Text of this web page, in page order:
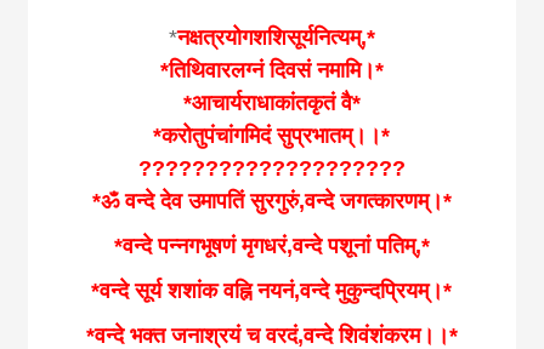
news,
khabar
*नक्षत्रयोगशशिसूर्यनित्यम्,*
*तिथिवारलग्नं दिवसं नमामि।*
*आचार्यराधाकांतकृतं वै*
*करोतुपंचांगमिदं सुप्रभातम्।।*
????????????????????
*ॐ वन्दे देव उमापतिं सुरगुरुं,वन्दे जगत्कारणम्।*
*वन्दे पन्नगभूषणं मृगधरं,वन्दे पशूनां पतिम्,*
*वन्दे सूर्य शशांक वह्नि नयनं,वन्दे मुकुन्दप्रियम्।*
*वन्दे भक्त जनाश्रयं च वरदं,वन्दे शिवंशंकरम।।*